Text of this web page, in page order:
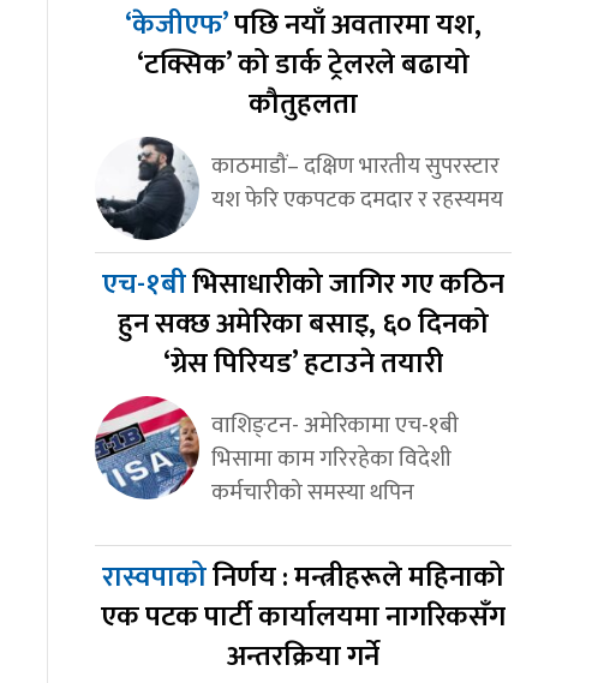
‘केजीएफ’पछि नयाँ अवतारमा यश,
‘टक्सिक’ को डार्क ट्रेलरले बढायो
कौतुहलता
काठमाडौं– दक्षिण भारतीय सुपरस्टार
यश फेरि एकपटक दमदार र रहस्यमय
एच-१बीभिसाधारीको जागिर गए कठिन
हुन सक्छ अमेरिका बसाइ, ६० दिनको
‘ग्रेस पिरियड’ हटाउने तयारी
वाशिङ्टन- अमेरिकामा एच-१बी
भिसामा काम गरिरहेका विदेशी
कर्मचारीको समस्या थपिन
रास्वपाकोनिर्णय : मन्त्रीहरूले महिनाको
एक पटक पार्टी कार्यालयमा नागरिकसँग
अन्तरक्रिया गर्ने